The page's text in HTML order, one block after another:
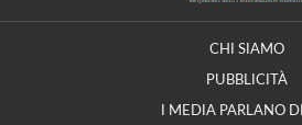
CHI SIAMO
PUBBLICITÀ
I MEDIA PARLANO